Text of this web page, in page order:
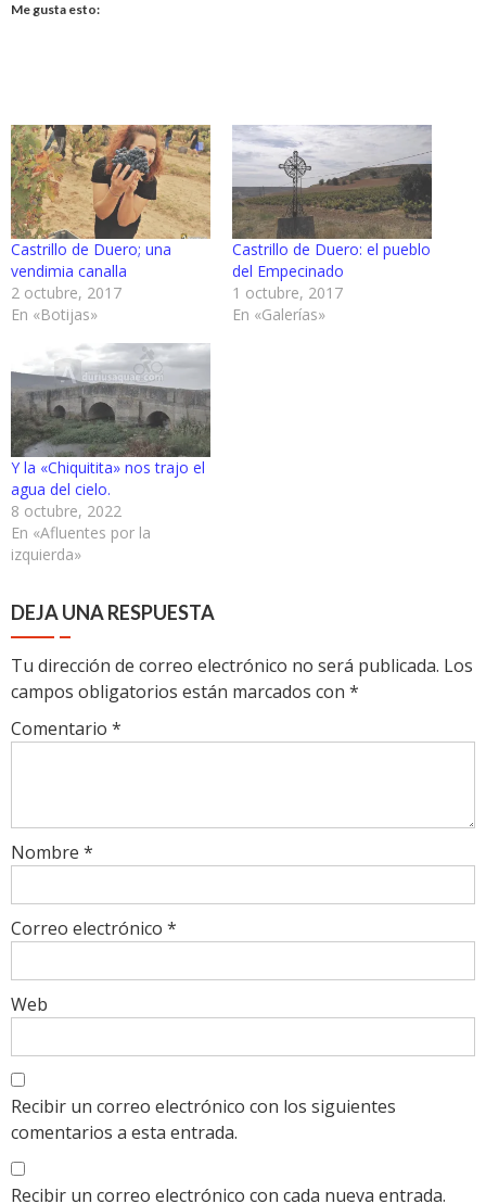
Me gusta esto:
Castrillo de Duero; una
vendimia canalla
2 octubre, 2017
En «Botijas»
Castrillo de Duero: el pueblo
del Empecinado
1 octubre, 2017
En «Galerías»
Y la «Chiquitita» nos trajo el
agua del cielo.
8 octubre, 2022
En «Afluentes por la
izquierda»
DEJA UNA RESPUESTA
Tu dirección de correo electrónico no será publicada. Los
campos obligatorios están marcados con *
Comentario *
Nombre *
Correo electrónico *
Web
Recibir un correo electrónico con los siguientes
comentarios a esta entrada.
Recibir un correo electrónico con cada nueva entrada.